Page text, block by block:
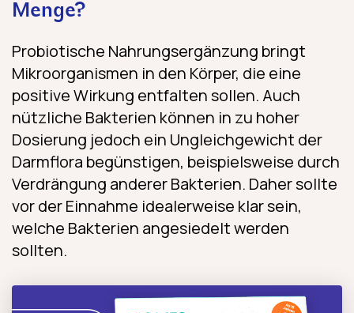
Menge?
Probiotische Nahrungsergänzung bringt
Mikroorganismen in den Körper, die eine
positive Wirkung entfalten sollen. Auch
nützliche Bakterien können in zu hoher
Dosierung jedoch ein Ungleichgewicht der
Darmflora begünstigen, beispielsweise durch
Verdrängung anderer Bakterien. Daher sollte
vor der Einnahme idealerweise klar sein,
welche Bakterien angesiedelt werden
sollten.